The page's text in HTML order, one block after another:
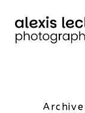
Archive